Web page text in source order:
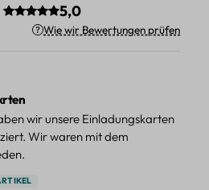
Durchschnittliche Bewertung
5,0
Wie wir Bewertungen prüfen
von 5 von 5 Sternen
wir unsere Einladungskarten
Wir waren mit dem